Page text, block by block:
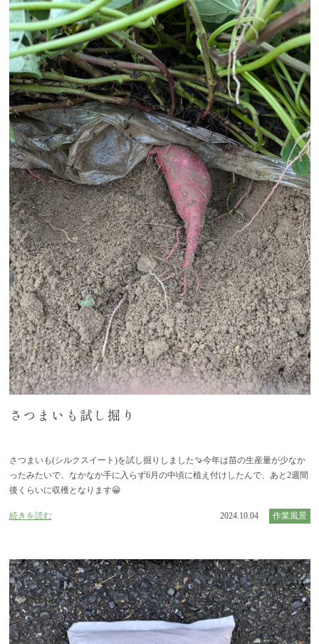
さつまいも試し掘り
さつまいも(シルクスイート)を試し掘りしました🍠今年は苗の生産量が少なか
ったみたいで、なかなか手に入らず6月の中頃に植え付けしたんで、あと2週間
後くらいに収穫となります😀
続きを読む 2024.10.04 作業風景